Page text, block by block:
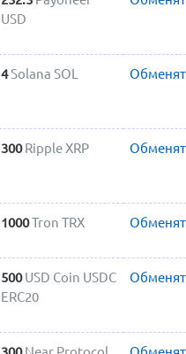
USD
4Solana SOL
300 Ripple XRP
1000Tron TRX
500 USD Coin USDC
ERC20